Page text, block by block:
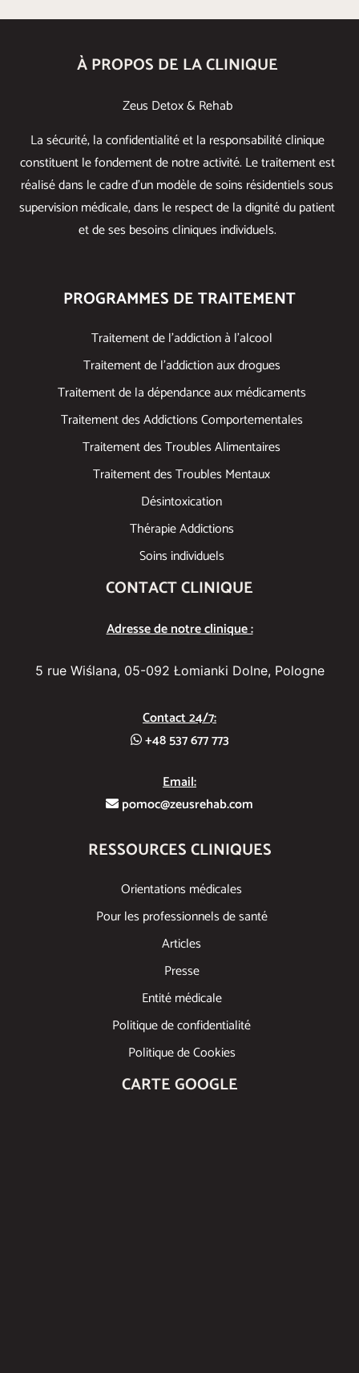
À PROPOS DE LA CLINIQUE
Zeus Detox & Rehab
La sécurité, la confidentialité et la responsabilité clinique
constituent le fondement de notre activité. Le traitement est
réalisé dans le cadre d’un modèle de soins résidentiels sous
supervision médicale, dans le respect de la dignité du patient
et de ses besoins cliniques individuels.
PROGRAMMES DE TRAITEMENT
Traitement de l’addiction à l’alcool
Traitement de l’addiction aux drogues
Traitement de la dépendance aux médicaments
Traitement des Addictions Comportementales
Traitement des Troubles Alimentaires
Traitement des Troubles Mentaux
Désintoxication
Thérapie Addictions
Soins individuels
CONTACT CLINIQUE
Adresse de notre clinique :
5 rue Wiślana, 05-092 Łomianki Dolne, Pologne
Contact 24/7:
+48 537 677 773
Email:
pomoc@zeusrehab.com
RESSOURCES CLINIQUES
Orientations médicales
Pour les professionnels de santé
Articles
Presse
Entité médicale
Politique de confidentialité
Politique de Cookies
CARTE GOOGLE